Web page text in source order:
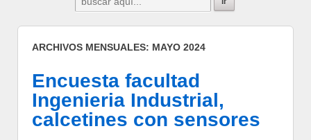
ARCHIVOS MENSUALES: MAYO 2024
Encuesta facultad
Ingenieria Industrial,
calcetines con sensores